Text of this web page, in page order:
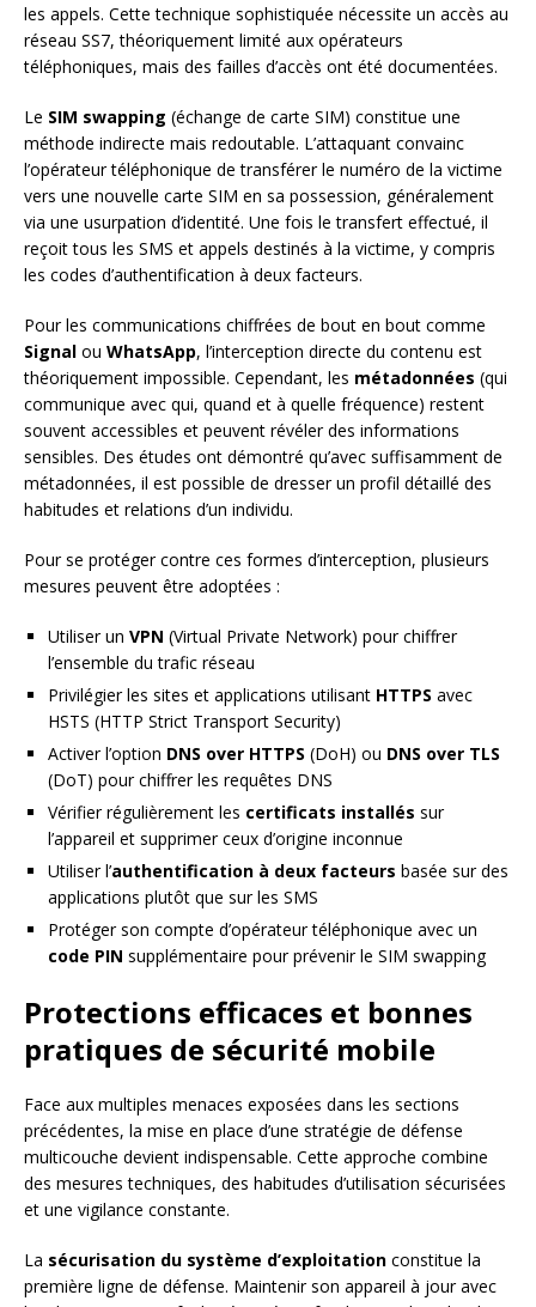
les appels. Cette technique sophistiquée nécessite un accès au
réseau SS7, théoriquement limité aux opérateurs
téléphoniques, mais des failles d’accès ont été documentées.
Le SIM swapping (échange de carte SIM) constitue une
méthode indirecte mais redoutable. L’attaquant convainc
l’opérateur téléphonique de transférer le numéro de la victime
vers une nouvelle carte SIM en sa possession, généralement
via une usurpation d’identité. Une fois le transfert effectué, il
reçoit tous les SMS et appels destinés à la victime, y compris
les codes d’authentification à deux facteurs.
Pour les communications chiffrées de bout en bout comme
Signal ou WhatsApp, l’interception directe du contenu est
théoriquement impossible. Cependant, les métadonnées (qui
communique avec qui, quand et à quelle fréquence) restent
souvent accessibles et peuvent révéler des informations
sensibles. Des études ont démontré qu’avec suffisamment de
métadonnées, il est possible de dresser un profil détaillé des
habitudes et relations d’un individu.
Pour se protéger contre ces formes d’interception, plusieurs
mesures peuvent être adoptées :
Utiliser un VPN (Virtual Private Network) pour chiffrer
l’ensemble du trafic réseau
Privilégier les sites et applications utilisant HTTPS avec
HSTS (HTTP Strict Transport Security)
Activer l’option DNS over HTTPS (DoH) ou DNS over TLS
(DoT) pour chiffrer les requêtes DNS
Vérifier régulièrement les certificats installés sur
l’appareil et supprimer ceux d’origine inconnue
Utiliser l’authentification à deux facteurs basée sur des
applications plutôt que sur les SMS
Protéger son compte d’opérateur téléphonique avec un
code PIN supplémentaire pour prévenir le SIM swapping
Protections efficaces et bonnes
pratiques de sécurité mobile
Face aux multiples menaces exposées dans les sections
précédentes, la mise en place d’une stratégie de défense
multicouche devient indispensable. Cette approche combine
des mesures techniques, des habitudes d’utilisation sécurisées
et une vigilance constante.
La sécurisation du système d’exploitation constitue la
première ligne de défense. Maintenir son appareil à jour avec